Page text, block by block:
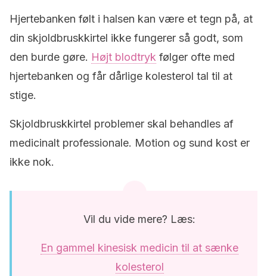
Hjertebanken følt i halsen kan være et tegn på, at
din skjoldbruskkirtel ikke fungerer så godt, som
den burde gøre. Højt blodtryk følger ofte med
hjertebanken og får dårlige kolesterol tal til at
stige.
Skjoldbruskkirtel problemer skal behandles af
medicinalt professionale. Motion og sund kost er
ikke nok.
Vil du vide mere? Læs:
En gammel kinesisk medicin til at sænke
kolesterol